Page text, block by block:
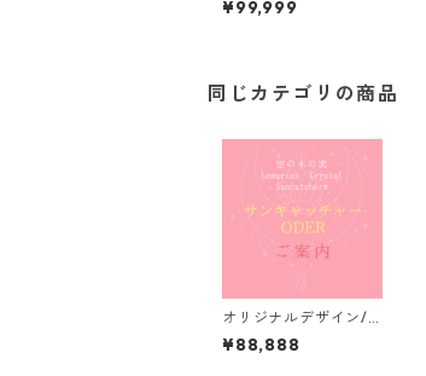
ツ・ダブルポイント・
意ください。
¥99,999
同じカテゴリの商品
オリジナルデザイン/
クリスタルサンキャッ
チャー加工/ご案内
¥88,888